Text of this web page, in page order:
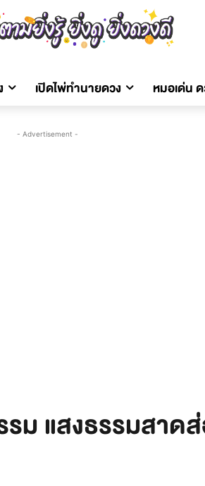
เปิดไพ่ทำนายดวง หมอเด่น
- Advertisement -
ม แสงธรรมสาด